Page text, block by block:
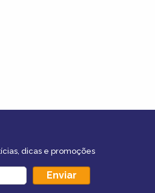
dicas e promoções